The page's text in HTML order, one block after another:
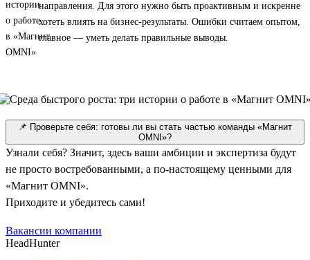
направления. Для этого нужно быть проактивным и искренне
хотеть влиять на бизнес-результаты. Ошибки считаем опытом,
главное — уметь делать правильные выводы.
📌 Проверьте себя: готовы ли вы стать частью команды «Магнит
OMNI»?
Узнали себя? Значит, здесь ваши амбиции и экспертиза будут
не просто востребованными, а по-настоящему ценными для
«Магнит OMNI».
Приходите и убедитесь сами!
Вакансии компании
HeadHunter